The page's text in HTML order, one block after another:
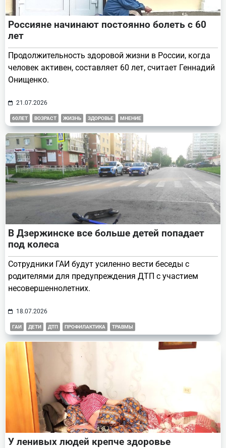
Россияне начинают постоянно болеть с 60
лет
Продолжительность здоровой жизни в России, когда
человек активен, составляет 60 лет, считает Геннадий
Онищенко.
21.07.2026
60ЛЕТ ВОЗРАСТ ЖИЗНЬ ЗДОРОВЬЕ МНЕНИЕ
В Дзержинске все больше детей попадает
под колеса
Сотрудники ГАИ будут усиленно вести беседы с
родителями для предупреждения ДТП с участием
несовершеннолетних.
18.07.2026
ГАИ ДЕТИ ДТП ПРОФИЛАКТИКА ТРАВМЫ
У ленивых людей крепче здоровье